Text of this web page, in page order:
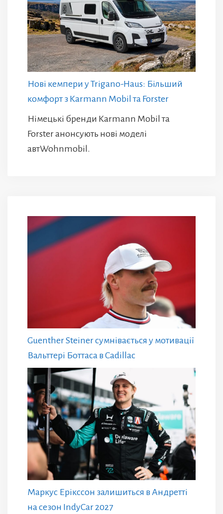
Нові кемпери у Trigano-Haus: Більший
комфорт з Karmann Mobil та Forster
Німецькі бренди Karmann Mobil та
Forster анонсують нові моделі
автWohnmobil.
Guenther Steiner сумнівається у мотивації
Вальттері Боттаса в Cadillac
Маркус Ерікссон залишиться в Андретті
на сезон IndyCar 2027